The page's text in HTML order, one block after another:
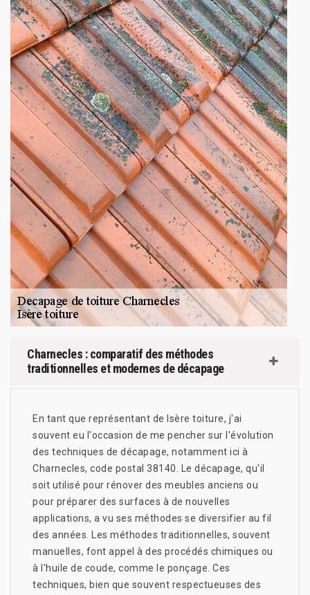
Charnecles : comparatif des méthodes
traditionnelles et modernes de décapage
En tant que représentant de Isère toiture, j'ai
souvent eu l'occasion de me pencher sur l'évolution
des techniques de décapage, notamment ici à
Charnecles, code postal 38140. Le décapage, qu'il
soit utilisé pour rénover des meubles anciens ou
pour préparer des surfaces à de nouvelles
applications, a vu ses méthodes se diversifier au fil
des années. Les méthodes traditionnelles, souvent
manuelles, font appel à des procédés chimiques ou
à l'huile de coude, comme le ponçage. Ces
techniques, bien que souvent respectueuses des